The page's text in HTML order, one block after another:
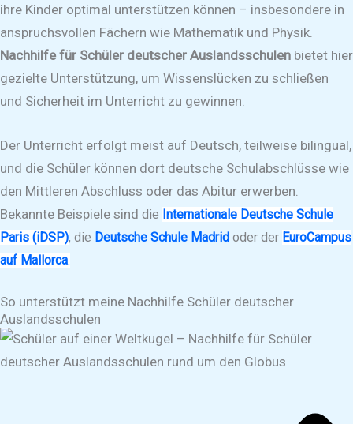
ihre Kinder optimal unterstützen können – insbesondere in
anspruchsvollen Fächern wie Mathematik und Physik.
Nachhilfe für Schüler deutscher Auslandsschulen bietet hier
gezielte Unterstützung, um Wissenslücken zu schließen
und Sicherheit im Unterricht zu gewinnen.
Der Unterricht erfolgt meist auf Deutsch, teilweise bilingual,
und die Schüler können dort deutsche Schulabschlüsse wie
den Mittleren Abschluss oder das Abitur erwerben.
Bekannte Beispiele sind die Internationale Deutsche Schule
Paris (iDSP), die Deutsche Schule Madrid oder der EuroCampus
auf Mallorca.
So unterstützt meine Nachhilfe Schüler deutscher
Auslandsschulen